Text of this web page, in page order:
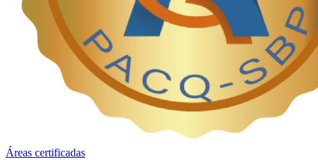
Áreas certificadas